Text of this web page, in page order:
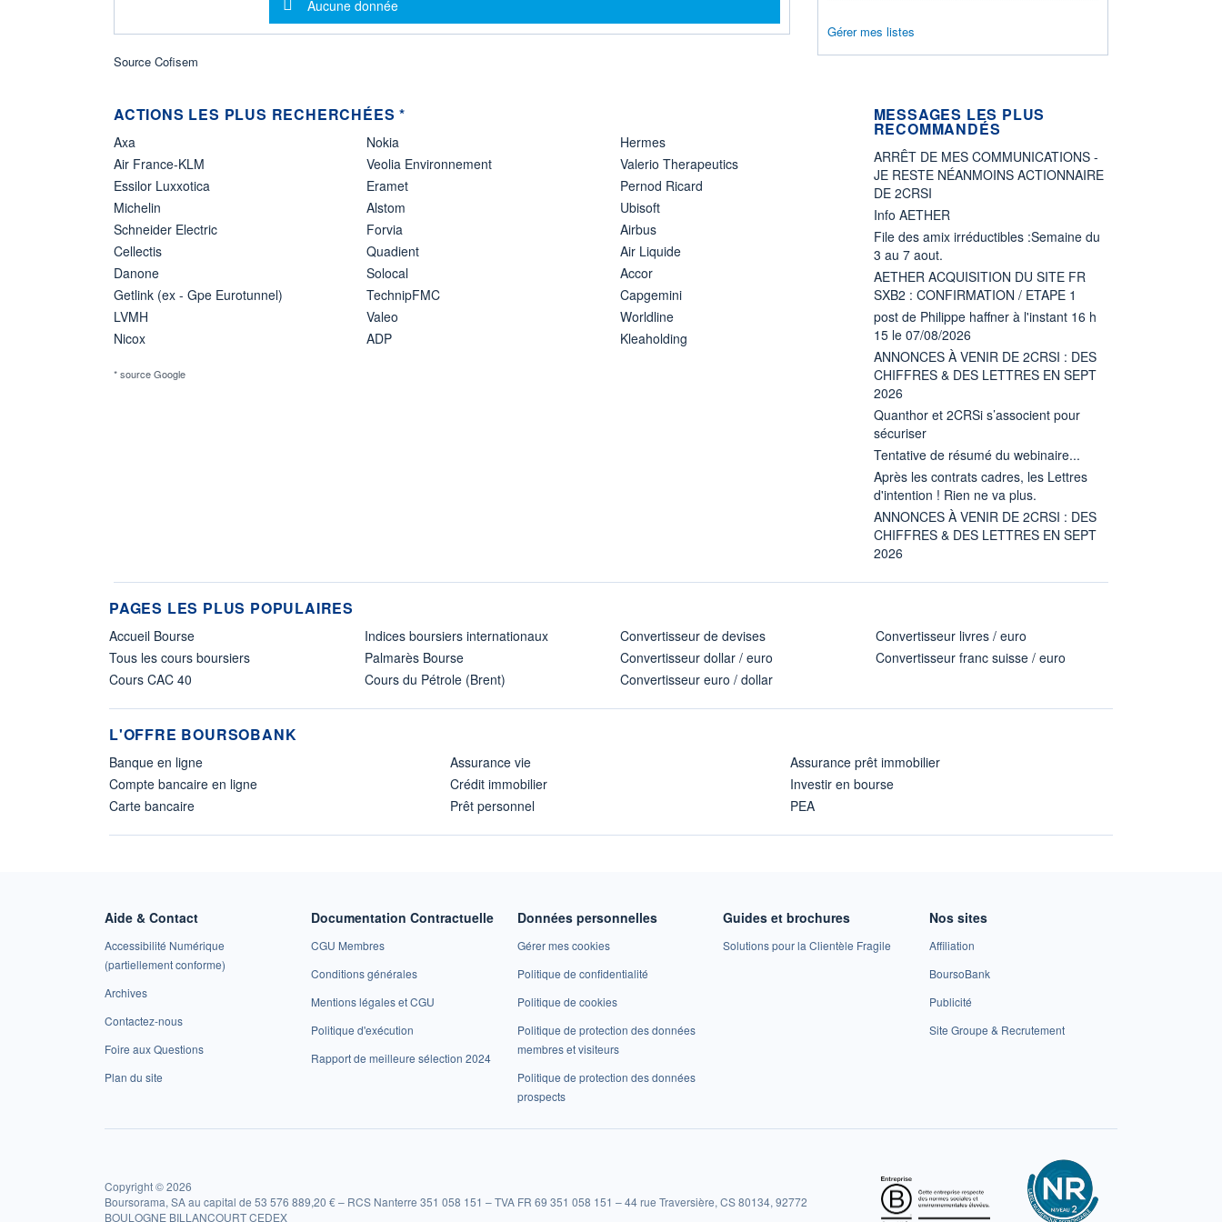
Aucune donnée
Source Cofisem
Gérer mes listes
ACTIONS LES PLUS RECHERCHÉES *
Axa
Air France-KLM
Essilor Luxxotica
Michelin
Schneider Electric
Cellectis
Danone
Getlink (ex - Gpe Eurotunnel)
LVMH
Nicox
Nokia
Veolia Environnement
Eramet
Alstom
Forvia
Quadient
Solocal
TechnipFMC
Valeo
ADP
Hermes
Valerio Therapeutics
Pernod Ricard
Ubisoft
Airbus
Air Liquide
Accor
Capgemini
Worldline
Kleaholding
* source Google
MESSAGES LES PLUS
RECOMMANDÉS
ARRÊT DE MES COMMUNICATIONS -
JE RESTE NÉANMOINS ACTIONNAIRE
DE 2CRSI
Info AETHER
File des amix irréductibles :Semaine du
3 au 7 aout.
AETHER ACQUISITION DU SITE FR
SXB2 : CONFIRMATION / ETAPE 1
post de Philippe haffner à l'instant 16 h
15 le 07/08/2026
ANNONCES À VENIR DE 2CRSI : DES
CHIFFRES & DES LETTRES EN SEPT
2026
Quanthor et 2CRSi s’associent pour
sécuriser
Tentative de résumé du webinaire...
Après les contrats cadres, les Lettres
d'intention ! Rien ne va plus.
ANNONCES À VENIR DE 2CRSI : DES
CHIFFRES & DES LETTRES EN SEPT
2026
PAGES LES PLUS POPULAIRES
Accueil Bourse
Tous les cours boursiers
Cours CAC 40
Indices boursiers internationaux
Palmarès Bourse
Cours du Pétrole (Brent)
Convertisseur de devises
Convertisseur dollar / euro
Convertisseur euro / dollar
Convertisseur livres / euro
Convertisseur franc suisse / euro
L'OFFRE BOURSOBANK
Banque en ligne
Compte bancaire en ligne
Carte bancaire
Assurance vie
Crédit immobilier
Prêt personnel
Assurance prêt immobilier
Investir en bourse
PEA
Aide & Contact
Accessibilité Numérique
(partiellement conforme)
Archives
Contactez-nous
Foire aux Questions
Plan du site
Documentation Contractuelle
CGU Membres
Conditions générales
Mentions légales et CGU
Politique d'exécution
Rapport de meilleure sélection 2024
Données personnelles
Gérer mes cookies
Politique de confidentialité
Politique de cookies
Politique de protection des données
membres et visiteurs
Politique de protection des données
prospects
Guides et brochures
Solutions pour la Clientèle Fragile
Nos sites
Affiliation
BoursoBank
Publicité
Site Groupe & Recrutement
Copyright © 2026
Boursorama, SA au capital de 53 576 889,20 € – RCS Nanterre 351 058 151 – TVA FR 69 351 058 151 – 44 rue Traversière, CS 80134, 92772
BOULOGNE BILLANCOURT CEDEX